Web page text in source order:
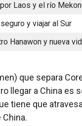
Laos y el río
y viajar al Sur
Hanawon y nueva
que separa
llegar a China es
tiene que
China.